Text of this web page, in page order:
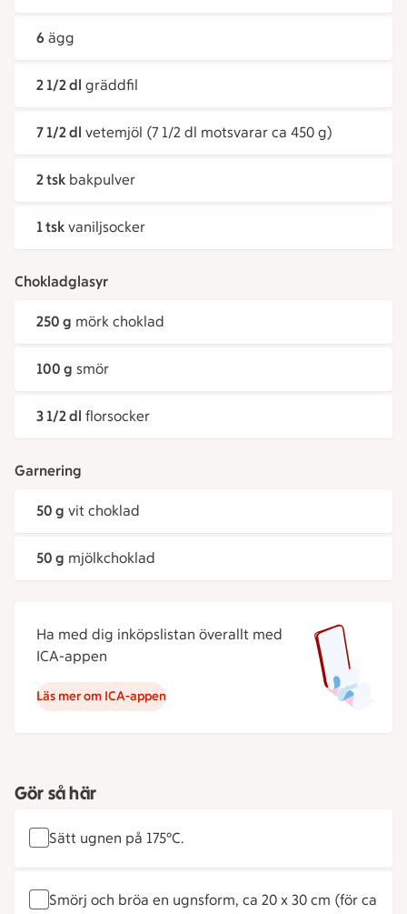
6 ägg
2 1/2 dl gräddfil
7 1/2 dl vetemjöl (7 1/2 dl motsvarar ca 450 g)
2 tsk bakpulver
1 tsk vaniljsocker
Chokladglasyr
250 g mörk choklad
100 g smör
3 1/2 dl florsocker
Garnering
50 g vit choklad
50 g mjölkchoklad
Ha med dig inköpslistan överallt med
ICA-appen
Läs mer om ICA-appen
Gör så här
Sätt ugnen på 175°C.
Smörj och bröa en ugnsform, ca 20 x 30 cm (för ca